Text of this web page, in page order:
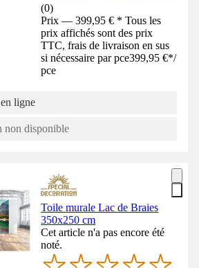
(0)
Prix — 399,95 € * Tous les
prix affichés sont des prix
TTC, frais de livraison en sus
si nécessaire par pce399,95 €*/
pce
ligne
non disponible
Toile murale Lac de Braies
350x250 cm
Cet article n'a pas encore été
noté.